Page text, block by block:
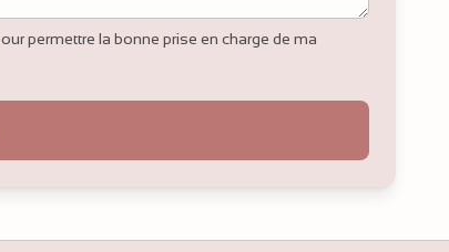
permettre la bonne prise en charge de ma